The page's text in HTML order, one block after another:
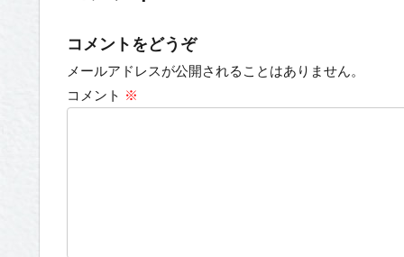
コメントをどうぞ
メールアドレスが公開されることはありません。
コメント ※